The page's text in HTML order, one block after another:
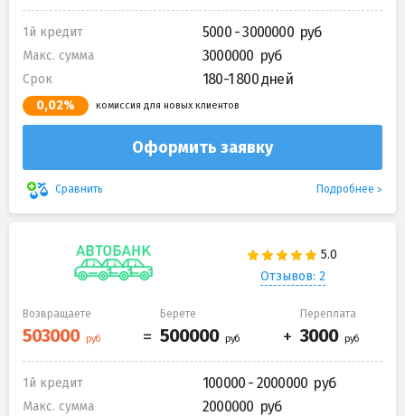
1й кредит 5000 - 3000000
Макс. сумма 3000000
Срок 180-1 800 дней
0,02% комиссия для новых клиентов
Оформить заявку
Сравнить Подробнее
Отзывов: 2
Возвращаете Берете Переплата
1й кредит 100000 - 2000000
Макс. сумма 2000000